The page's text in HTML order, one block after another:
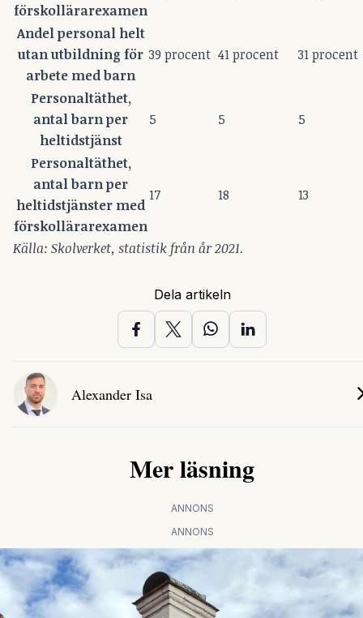
förskollärarexamen
Andel personal helt
utan utbildning för
arbete med barn
39 procent 41 procent 31 procent
Personaltäthet,
antal barn per
heltidstjänst
5 5 5
Personaltäthet,
antal barn per
heltidstjänster med
förskollärarexamen
17 18 13
Källa: Skolverket, statistik från år 2021.
Dela artikeln
Alexander Isa
Mer läsning
ANNONS
ANNONS